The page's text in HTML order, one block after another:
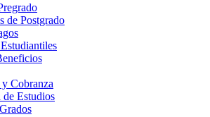
de Postgrado
Cobranza
de Estudios